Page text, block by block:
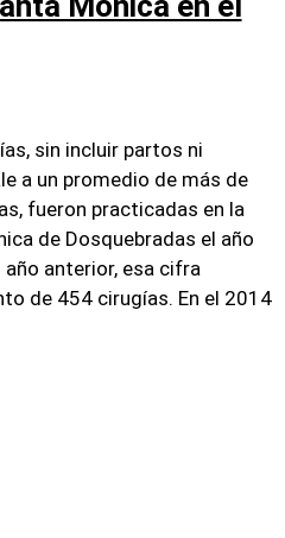
sin incluir partos ni
a un promedio de más de
fueron practicadas en la
de Dosquebradas el año
anterior, esa cifra
de 454 cirugías. En el 2014